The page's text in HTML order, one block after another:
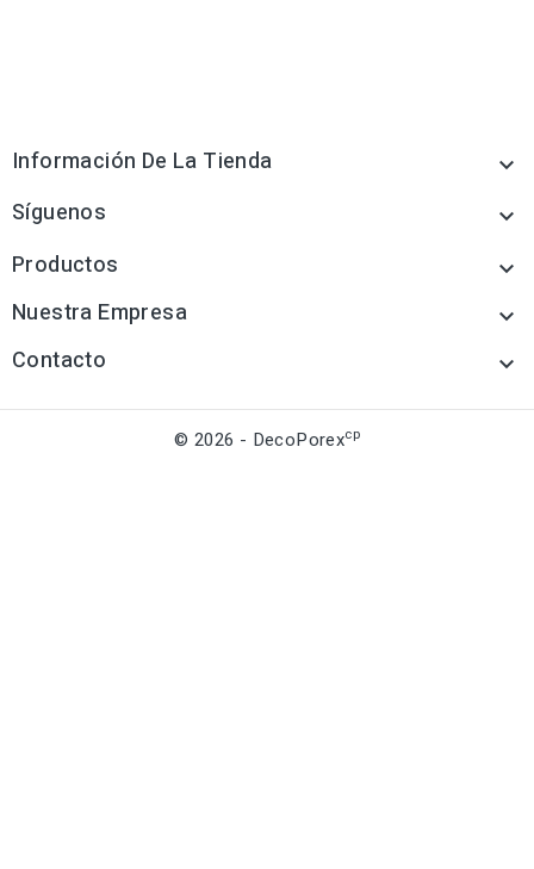
Información De La Tienda 
Síguenos 
Productos 
Nuestra Empresa 
Contacto 
© 2026 - DecoPorexcp